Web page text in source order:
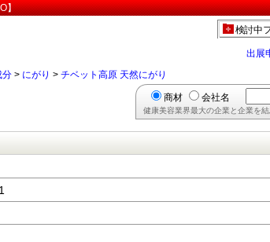
】
検討中
出展
分 > にがり > チベット高原 天然にがり
商材 会社名
健康美容業界最大の企業と企業を